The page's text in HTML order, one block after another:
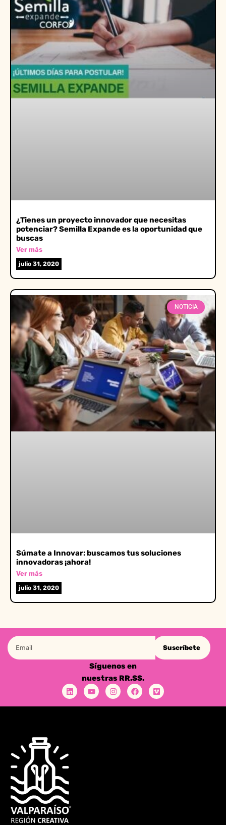
¿Tienes un proyecto innovador que necesitas
potenciar? Semilla Expande es la oportunidad que
buscas
Ver más
julio 31, 2020
NOTICIA
Súmate a Innovar: buscamos tus soluciones
innovadoras ¡ahora!
Ver más
julio 31, 2020
Suscríbete
Síguenos en
nuestras RR.SS.